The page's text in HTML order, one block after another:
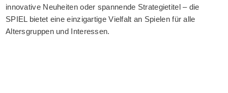
innovative Neuheiten oder spannende Strategietitel – die
SPIEL bietet eine einzigartige Vielfalt an Spielen für alle
Altersgruppen und Interessen.